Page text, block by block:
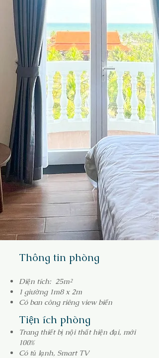
Thông tin phòng
Diện tích: 25m²
1 giường 1m8 x 2m
Có ban công riêng view biển
Tiện ích phòng​
Trang thiết bị nội thất hiện đại, mới
100%
Có tủ lạnh, Smart TV